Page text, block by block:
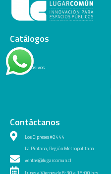
Catálogos
General
Juegos Inclusivos
Contáctanos
Los Cipreses #2444
La Pintana, Región Metropolitana
ventas@lugarcomun.cl